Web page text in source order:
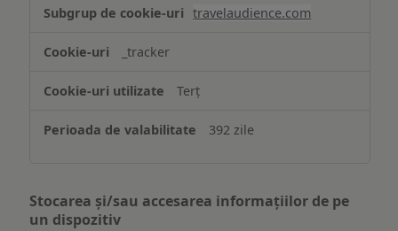
travelaudience.com
_tracker
Terț
392 zile
Stocarea și/sau accesarea informațiilor de pe
un dispozitiv